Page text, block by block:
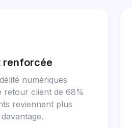
renforcée
numériques
retour client de 68%
reviennent plus